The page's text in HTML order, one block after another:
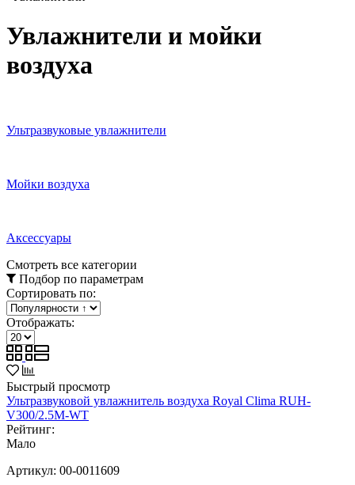
Увлажнители и мойки
воздуха
Ультразвуковые увлажнители
Мойки воздуха
Аксессуары
Смотреть все категории
Подбор по параметрам
Сортировать по:
Отображать:
Быстрый просмотр
Ультразвуковой увлажнитель воздуха Royal Clima RUH-
V300/2.5M-WT
Рейтинг:
Мало
Артикул: 00-0011609